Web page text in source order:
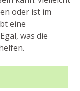
oder ist im
eine
was die